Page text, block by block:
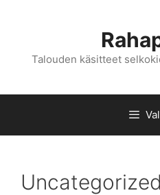
Talouden käsitteet
Uncategorized